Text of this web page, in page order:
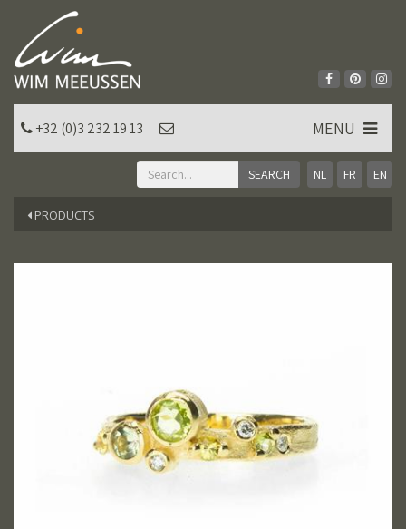
NL FR EN
+32 (0)3 232 19 13 MENU
PRODUCTS